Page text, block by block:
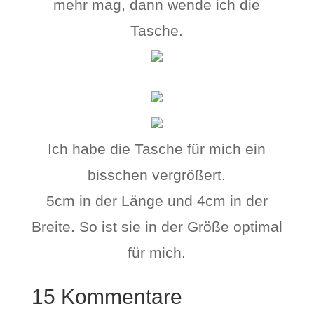
mehr mag, dann wende ich die
Tasche.
Ich habe die Tasche für mich ein
bisschen vergrößert.
5cm in der Länge und 4cm in der
Breite. So ist sie in der Größe optimal
für mich.
15 Kommentare